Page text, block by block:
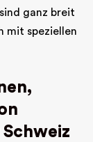
ganz breit
mit speziellen